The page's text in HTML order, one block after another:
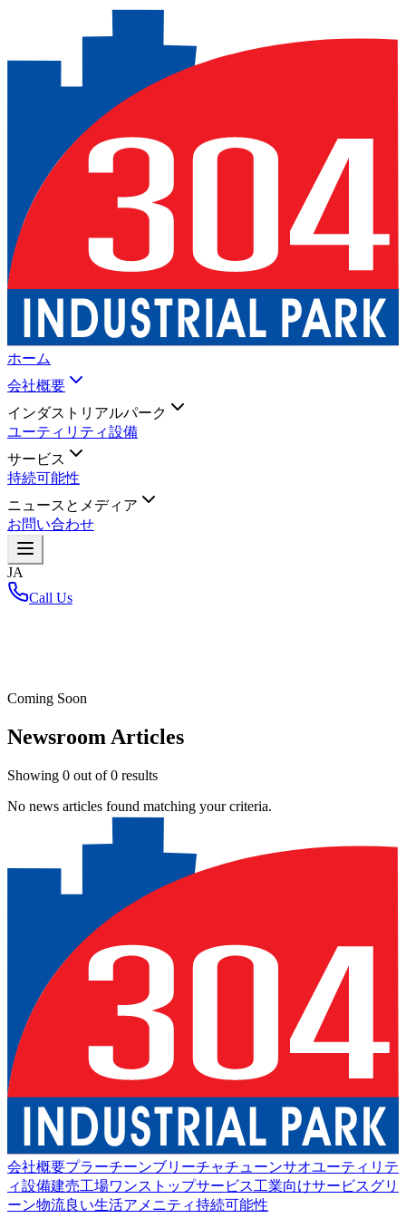
ホーム
会社概要
インダストリアルパーク
ユーティリティ設備
サービス
持続可能性
ニュースとメディア
お問い合わせ
JA
Call Us
Coming Soon
Newsroom Articles
Showing 0 out of0 results
No news articles found matching your criteria.
会社概要プラーチーンブリーチャチューンサオユーティリテ
ィ設備建売工場ワンストップサービス工業向けサービスグリ
ーン物流良い生活アメニティ持続可能性